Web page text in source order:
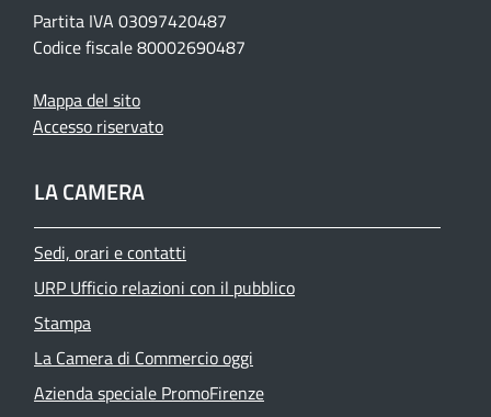
Partita IVA 03097420487
Codice fiscale 80002690487
Mappa del sito
Accesso riservato
LA CAMERA
Sedi, orari e contatti
URP Ufficio relazioni con il pubblico
Stampa
La Camera di Commercio oggi
Azienda speciale PromoFirenze